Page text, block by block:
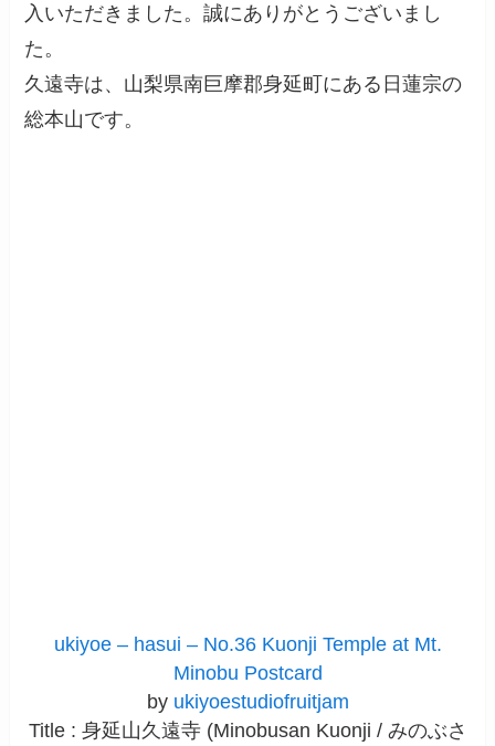
入いただきました。誠にありがとうございまし
た。
久遠寺は、山梨県南巨摩郡身延町にある日蓮宗の
総本山です。
ukiyoe – hasui – No.36 Kuonji Temple at Mt.
Minobu Postcard
by ukiyoestudiofruitjam
Title : 身延山久遠寺 (Minobusan Kuonji / みのぶさ